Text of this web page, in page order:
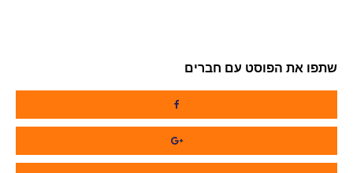
שתפו את הפוסט עם חברים